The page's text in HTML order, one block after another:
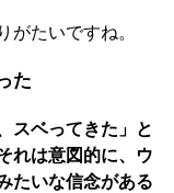
がたいですね。
た
スベってきた」と
れは意図的に、ウ
たいな信念がある